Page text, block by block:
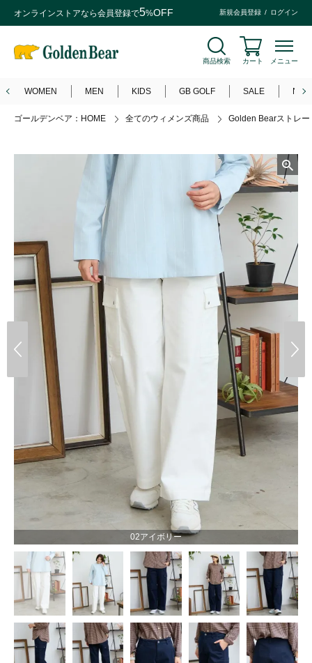
オンラインストアなら会員登録で5%OFF 新規会員登録 ログイン
商品検索 カート メニュー
WOMEN MEN KIDS GB GOLF SALE
ゴールデンベア：HOME 全てのウィメンズ商品 Golden Bearストレ
02アイボリー